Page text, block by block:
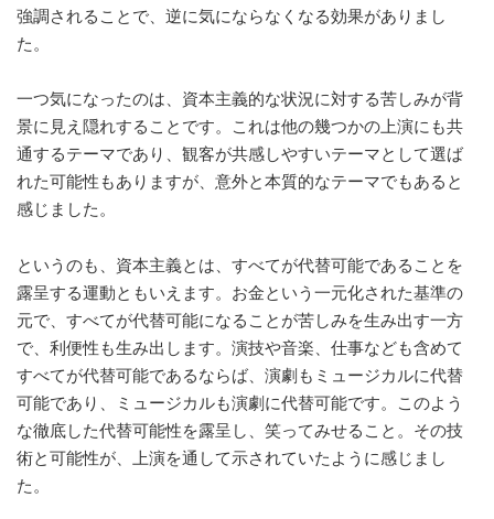
強調されることで、逆に気にならなくなる効果がありまし
た。
一つ気になったのは、資本主義的な状況に対する苦しみが背
景に見え隠れすることです。これは他の幾つかの上演にも共
通するテーマであり、観客が共感しやすいテーマとして選ば
れた可能性もありますが、意外と本質的なテーマでもあると
感じました。
というのも、資本主義とは、すべてが代替可能であることを
露呈する運動ともいえます。お金という一元化された基準の
元で、すべてが代替可能になることが苦しみを生み出す一方
で、利便性も生み出します。演技や音楽、仕事なども含めて
すべてが代替可能であるならば、演劇もミュージカルに代替
可能であり、ミュージカルも演劇に代替可能です。このよう
な徹底した代替可能性を露呈し、笑ってみせること。その技
術と可能性が、上演を通して示されていたように感じまし
た。